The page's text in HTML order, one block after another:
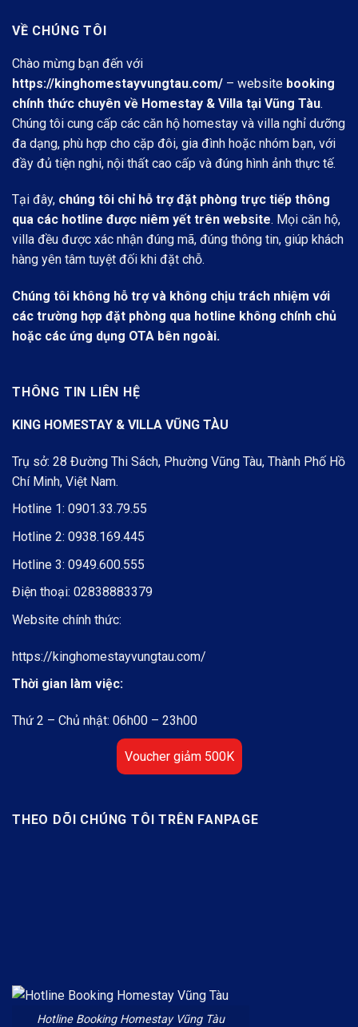
VỀ CHÚNG TÔI
Chào mừng bạn đến với
https://kinghomestayvungtau.com/ – website booking
chính thức chuyên về Homestay & Villa tại Vũng Tàu.
Chúng tôi cung cấp các căn hộ homestay và villa nghỉ dưỡng
đa dạng, phù hợp cho cặp đôi, gia đình hoặc nhóm bạn, với
đầy đủ tiện nghi, nội thất cao cấp và đúng hình ảnh thực tế.
Tại đây, chúng tôi chỉ hỗ trợ đặt phòng trực tiếp thông
qua các hotline được niêm yết trên website. Mọi căn hộ,
villa đều được xác nhận đúng mã, đúng thông tin, giúp khách
hàng yên tâm tuyệt đối khi đặt chỗ.
Chúng tôi không hỗ trợ và không chịu trách nhiệm với
các trường hợp đặt phòng qua hotline không chính chủ
hoặc các ứng dụng OTA bên ngoài.
THÔNG TIN LIÊN HỆ
KING HOMESTAY & VILLA VŨNG TÀU
Trụ sở: 28 Đường Thi Sách, Phường Vũng Tàu, Thành Phố Hồ
Chí Minh, Việt Nam.
Hotline 1: 0901.33.79.55
Hotline 2: 0938.169.445
Hotline 3: 0949.600.555
Điện thoại: 02838883379
Website chính thức:
https://kinghomestayvungtau.com/
Thời gian làm việc:
Thứ 2 – Chủ nhật: 06h00 – 23h00
Voucher giảm 500K
THEO DÕI CHÚNG TÔI TRÊN FANPAGE
Hotline Booking Homestay Vũng Tàu